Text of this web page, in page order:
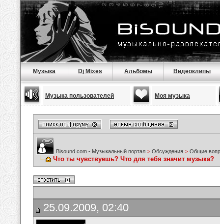
Музыка Dj Mixes Альбомы Видеоклипы
Музыка пользователей Моя музыка
Bisound.com - Музыкальный портал > Обсуждения > Общие
Что ты чувствуешь? Что для тебя значит музыка?
25.09.2009, 02:40